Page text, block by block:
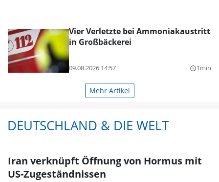
Vier Verletzte bei Ammoniakaustritt
in Großbäckerei
09.08.2026 14:57 query_builder1min
Mehr Artikel
DEUTSCHLAND & DIE WELT
Iran verknüpft Öffnung von Hormus mit
US-Zugeständnissen